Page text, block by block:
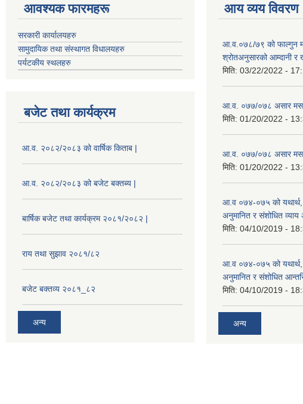
आवश्यक फारमहरू
सरकारी कार्यालयहरु
सामुदायिक तथा संस्थागत विधालयहरु
पर्यटकीय स्थलहरु
बजेट तथा कार्यक्रम
आ.व. २०८२/२०८३ को वार्षिक किताब |
आ.व. २०८२/२०८३ को बजेट बक्तब्य |
बार्षिक बजेट तथा कार्यक्रम २०८१/२०८२ |
राय तथा सुझाव २०८१/८२
बजेट बक्तव्य २०८१_८२
अन्य
आय व्यय विवरण
आ.व.०७८/७९ को फाल्गुन
श्रोतअनुसारको आम्दानी र
मिति: 03/22/2022 -
आ.व. ०७७/०७८ असार
मिति: 01/20/2022 -
आ.व. ०७७/०७८ असार
मिति: 01/20/2022 -
आ.व ०७४-०७५ को
अनुमानित र संशोधित व्याय
मिति: 04/10/2019 -
आ.व ०७४-०७५ को
अनुमानित र संशोधित
मिति: 04/10/2019 -
अन्य